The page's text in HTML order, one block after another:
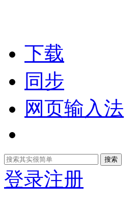
下载
同步
网页输入法
搜索
登录注册